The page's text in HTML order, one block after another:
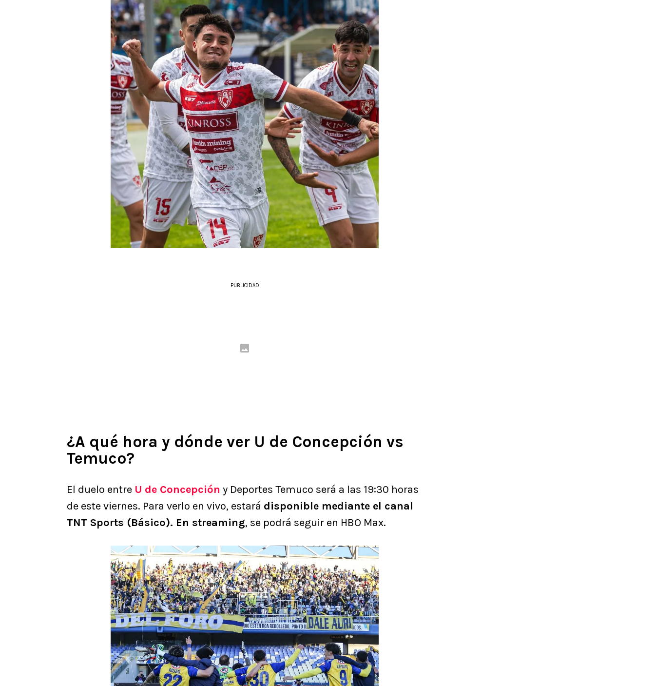
PUBLICIDAD
¿A qué hora y dónde ver U de Concepción vs
Temuco?
El duelo entre U de Concepción y Deportes Temuco será a las 19:30 horas
de este viernes. Para verlo en vivo, estará disponible mediante el canal
TNT Sports (Básico). En streaming, se podrá seguir en HBO Max.